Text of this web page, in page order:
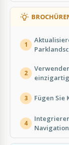
1
2
3 Fügen Sie
4